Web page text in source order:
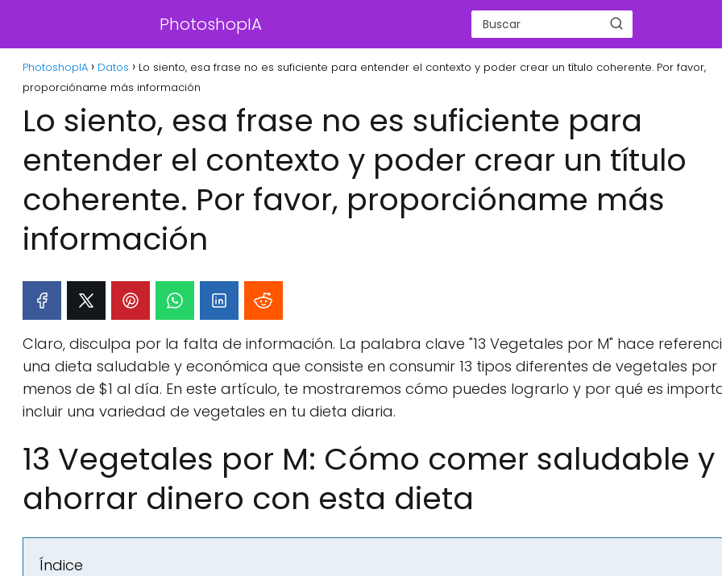
PhotoshopIA
PhotoshopIA Datos
Lo siento, esa frase no es suficiente para entender el contexto y poder crear un título coherente. Por favor,
proporcióname más información
Lo siento, esa frase no es suficiente para
entender el contexto y poder crear un título
coherente. Por favor, proporcióname más
información
Claro, disculpa por la falta de información. La palabra clave "13 Vegetales por M" hace
una dieta saludable y económica que consiste en consumir 13 tipos diferentes de vegetales por
menos de $1 al día. En este artículo, te mostraremos cómo puedes lograrlo y por qué es
incluir una variedad de vegetales en tu dieta diaria.
13 Vegetales por M: Cómo comer saludable y
ahorrar dinero con esta dieta
Índice